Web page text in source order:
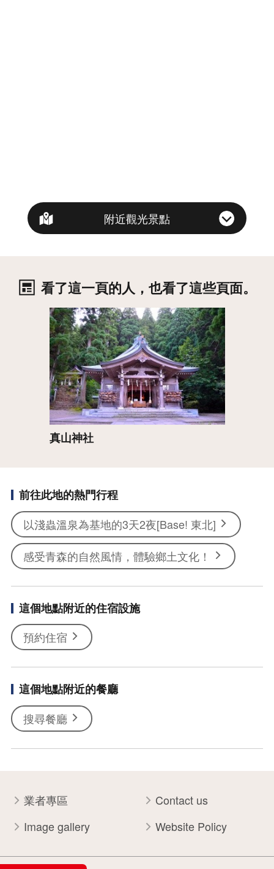
附近觀光景點
看了這一頁的人，也看了這些頁面。
真山神社
詳情
前往此地的熱門行程
以淺蟲溫泉為基地的3天2夜[Base! 東北]
感受青森的自然風情，體驗鄉土文化！
這個地點附近的住宿設施
預約住宿
這個地點附近的餐廳
搜尋餐廳
業者專區
Contact us
Image gallery
Website Policy